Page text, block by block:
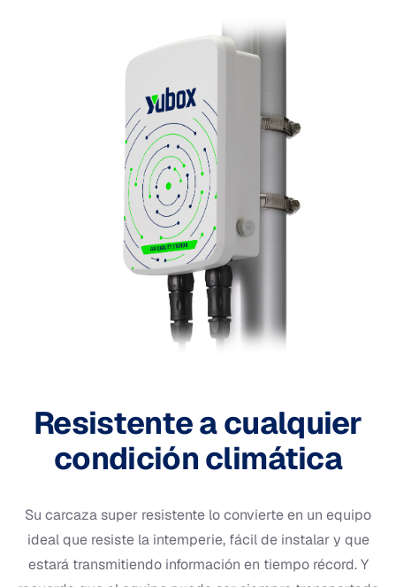
Resistente a cualquier
condición climática
Su carcaza super resistente lo convierte en un equipo
ideal que resiste la intemperie, fácil de instalar y que
estará transmitiendo información en tiempo récord. Y